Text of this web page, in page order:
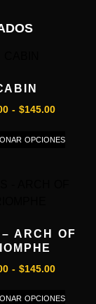
- $145.00
OPCIONES
– ARCH OF
- $145.00
OPCIONES